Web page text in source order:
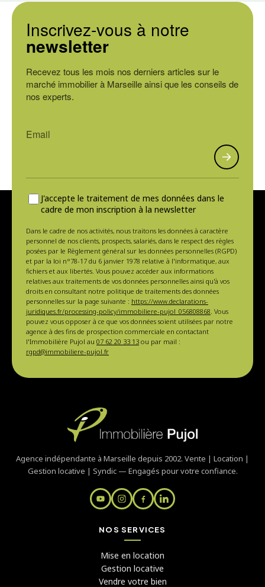
Inscrivez-vous à notre
newsletter
Recevez tous les mois nos derniers articles sur le
marché immobilier à Marseille ainsi que les conseils de
nos experts.
J'accepte le traitement de mes données dans le
cadre de mon inscription à la newsletter
Dans le cadre de nos activités, nous traitons les données à caractère
personnel de nos clients, prospects, salariés, dans le respect des règles
posées par le Règlement général sur les données personnelles (RGPD)
et par la loi n°78-17 du 6 janvier 1978 relative à l'informatique, aux
fichiers et aux libertés. Vous pouvez accéder aux informations
relatives aux traitements de vos données personnelles ainsi qu'à vos
droits en consultant notre politique de traitements des données
personnelles sur la page suivante : https://www.declarations-
juridiques.fr/processing-policy/immobiliere-pujol_056808868. Vous
pouvez vous opposer à ce que vos données soient utilisées par notre
agence à des fins de prospection commerciale en contactant
l'Immobilière Pujol au 07 62 20 33 13 ou par mail :
rgpd@immobiliere-pujol.fr
Agence indépendante à Marseille depuis 2002. Vente | Location |
Gestion locative | Syndic — Engagés pour votre confiance.
NOS SERVICES
Mise en location
Gestion locative
Vendre votre bien